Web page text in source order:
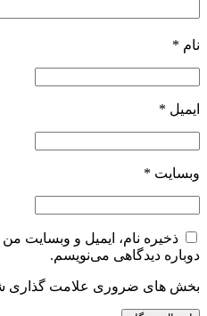
نام *
ایمیل *
وبسایت *
ذخیره نام، ایمیل و وبسایت
دوباره دیدگاهی می‌نویسم.
بخش های ضروری علامت گذاری